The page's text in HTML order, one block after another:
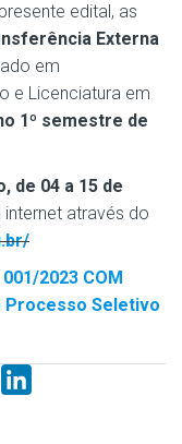
edital, as
Externa
em
e Licenciatura em
1º semestre de
de 04 a 15 de
internet através do
001/2023 COM
Processo Seletivo